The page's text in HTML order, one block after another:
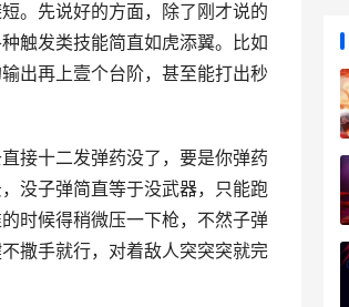
。先说好的方面，除了刚才说的
触发类技能简直如虎添翼。比如
出再上壹个台阶，甚至能打出秒
接十二发弹药没了，要是你弹药
没子弹简直等于没武器，只能跑
时候得稍微压一下枪，不然子弹
撒手就行，对着敌人突突突就完